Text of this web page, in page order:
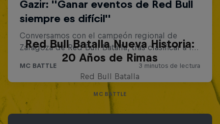
Red Bull Batalla Nueva Historia:
20 Años de Rimas
Red Bull Batalla
MC BATTLE